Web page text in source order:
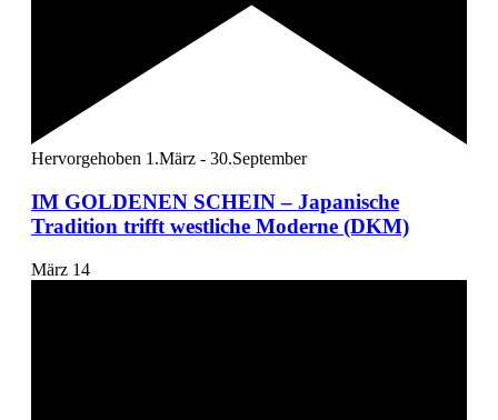
Hervorgehoben 1.März - 30.September
IM GOLDENEN SCHEIN – Japanische
Tradition trifft westliche Moderne (DKM)
März 14